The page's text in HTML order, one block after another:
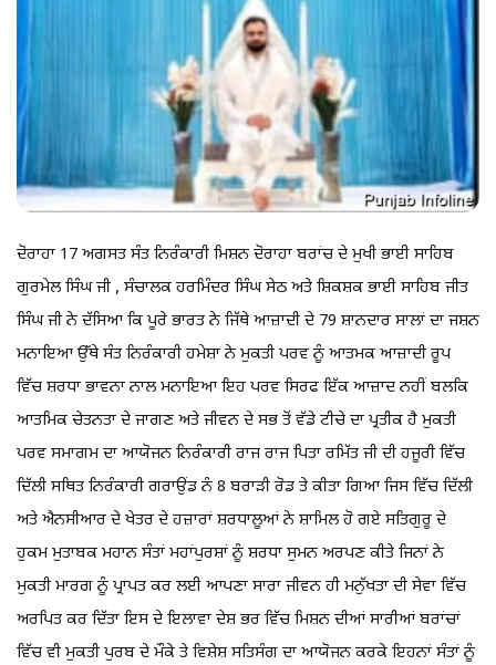
ਦੋਰਾਹਾ 17 ਅਗਸਤ ਸੰਤ ਨਿਰੰਕਾਰੀ ਮਿਸ਼ਨ ਦੋਰਾਹਾ ਬਰਾਂਚ ਦੇ ਮੁਖੀ ਭਾਈ ਸਾਹਿਬ
ਗੁਰਮੇਲ ਸਿੰਘ ਜੀ , ਸੰਚਾਲਕ ਹਰਮਿੰਦਰ ਸਿੰਘ ਸੇਠ ਅਤੇ ਸ਼ਿਕਸ਼ਕ ਭਾਈ ਸਾਹਿਬ ਜੀਤ
ਸਿੰਘ ਜੀ ਨੇ ਦੱਸਿਆ ਕਿ ਪੂਰੇ ਭਾਰਤ ਨੇ ਜਿੱਥੇ ਆਜ਼ਾਦੀ ਦੇ 79 ਸ਼ਾਨਦਾਰ ਸਾਲਾਂ ਦਾ ਜਸ਼ਨ
ਮਨਾਇਆ ਉੱਥੇ ਸੰਤ ਨਿਰੰਕਾਰੀ ਹਮੇਸ਼ਾ ਨੇ ਮੁਕਤੀ ਪਰਵ ਨੂੰ ਆਤਮਕ ਆਜ਼ਾਦੀ ਰੂਪ
ਵਿੱਚ ਸ਼ਰਧਾ ਭਾਵਨਾ ਨਾਲ ਮਨਾਇਆ ਇਹ ਪਰਵ ਸਿਰਫ ਇੱਕ ਆਜ਼ਾਦ ਨਹੀਂ ਬਲਕਿ
ਆਤਮਿਕ ਚੇਤਨਤਾ ਦੇ ਜਾਗਣ ਅਤੇ ਜੀਵਨ ਦੇ ਸਭ ਤੋਂ ਵੱਡੇ ਟੀਚੇ ਦਾ ਪ੍ਰਤੀਕ ਹੈ ਮੁਕਤੀ
ਪਰਵ ਸਮਾਗਮ ਦਾ ਆਯੋਜਨ ਨਿਰੰਕਾਰੀ ਰਾਜ ਰਾਜ ਪਿਤਾ ਰਮਿੱਤ ਜੀ ਦੀ ਹਜੂਰੀ ਵਿੱਚ
ਦਿੱਲੀ ਸਥਿਤ ਨਿਰੰਕਾਰੀ ਗਰਾਉਂਡ ਨੰ 8 ਬਰਾੜੀ ਰੋਡ ਤੇ ਕੀਤਾ ਗਿਆ ਜਿਸ ਵਿੱਚ ਦਿੱਲੀ
ਅਤੇ ਐਨਸੀਆਰ ਦੇ ਖੇਤਰ ਦੇ ਹਜ਼ਾਰਾਂ ਸ਼ਰਧਾਲੂਆਂ ਨੇ ਸ਼ਾਮਿਲ ਹੋ ਗਏ ਸਤਿਗੁਰੂ ਦੇ
ਹੁਕਮ ਮੁਤਾਬਕ ਮਹਾਨ ਸੰਤਾਂ ਮਹਾਂਪੁਰਸ਼ਾਂ ਨੂੰ ਸ਼ਰਧਾ ਸੁਮਨ ਅਰਪਣ ਕੀਤੇ ਜਿਨਾਂ ਨੇ
ਮੁਕਤੀ ਮਾਰਗ ਨੂੰ ਪ੍ਰਾਪਤ ਕਰ ਲਈ ਆਪਣਾ ਸਾਰਾ ਜੀਵਨ ਹੀ ਮਨੁੱਖਤਾ ਦੀ ਸੇਵਾ ਵਿੱਚ
ਅਰਪਿਤ ਕਰ ਦਿੱਤਾ ਇਸ ਦੇ ਇਲਾਵਾ ਦੇਸ਼ ਭਰ ਵਿੱਚ ਮਿਸ਼ਨ ਦੀਆਂ ਸਾਰੀਆਂ ਬਰਾਂਚਾਂ
ਵਿੱਚ ਵੀ ਮੁਕਤੀ ਪੁਰਬ ਦੇ ਮੌਕੇ ਤੇ ਵਿਸ਼ੇਸ਼ ਸਤਿਸੰਗ ਦਾ ਆਯੋਜਨ ਕਰਕੇ ਇਹਨਾਂ ਸੰਤਾਂ ਨੂੰ